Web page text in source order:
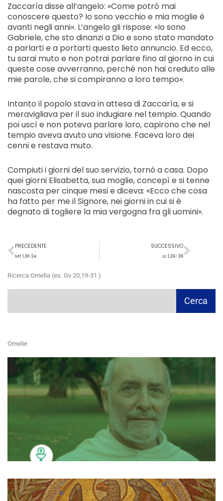
Zaccarìa disse all’angelo: «Come potrò mai
conoscere questo? Io sono vecchio e mia moglie è
avanti negli anni». L’angelo gli rispose: «Io sono
Gabriele, che sto dinanzi a Dio e sono stato mandato
a parlarti e a portarti questo lieto annuncio. Ed ecco,
tu sarai muto e non potrai parlare fino al giorno in cui
queste cose avverranno, perché non hai creduto alle
mie parole, che si compiranno a loro tempo».
Intanto il popolo stava in attesa di Zaccarìa, e si
meravigliava per il suo indugiare nel tempio. Quando
poi uscì e non poteva parlare loro, capirono che nel
tempio aveva avuto una visione. Faceva loro dei
cenni e restava muto.
Compiuti i giorni del suo servizio, tornò a casa. Dopo
quei giorni Elisabetta, sua moglie, concepì e si tenne
nascosta per cinque mesi e diceva: «Ecco che cosa
ha fatto per me il Signore, nei giorni in cui si è
degnato di togliere la mia vergogna fra gli uomini».
Precedente
PRECEDENTE
Mt 1,18-24
SUCCESSIVO
Lc 1,26-38
Ricerca Omelia (es. Gv 20,19-31 )
Cerca
Omelie